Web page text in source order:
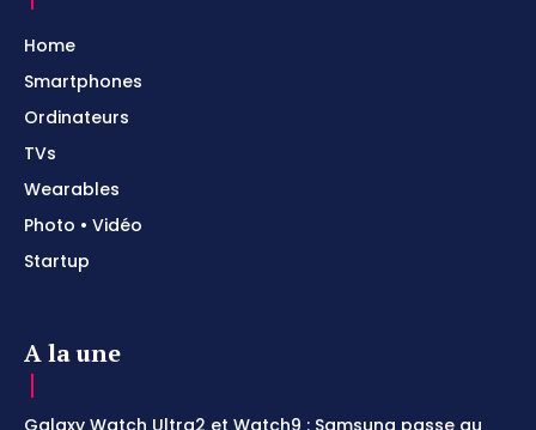
Home
Smartphones
Ordinateurs
TVs
Wearables
Photo • Vidéo
Startup
A la une